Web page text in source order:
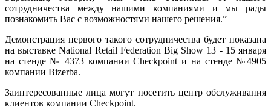
сотрудничества между нашими компаниями и мы рады
познакомить Вас с возможностями нашего решения.”
Демонстрация первого такого сотрудничества будет показана
на выставке National Retail Federation Big Show 13 - 15 января
на стенде № 4373 компании Checkpoint и на стенде №4905
компании Bizerba.
Заинтересованные лица могут посетить центр обслуживания
клиентов компании Checkpoint.